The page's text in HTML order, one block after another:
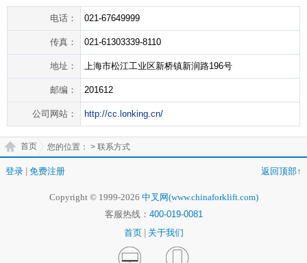
电话： 021-67649999
传真： 021-61303339-8110
地址： 上海市松江工业区新桥镇新润路196号
邮编： 201612
公司网站： http://cc.lonking.cn/
您的位置：
首页 > 联系方式
登录 免费注册 返回顶部↑
Copyright © 1999-2026 中叉网(www.chinaforklift.com)
客服热线： 400-019-0081
首页
关于我们